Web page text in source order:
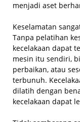
menjadi aset
Keselamatan
Tanpa pelatihan
kecelakaan dapat
mesin itu sendiri,
perbaikan, atau
terbunuh.
dilatih dengan
kecelakaan dapat